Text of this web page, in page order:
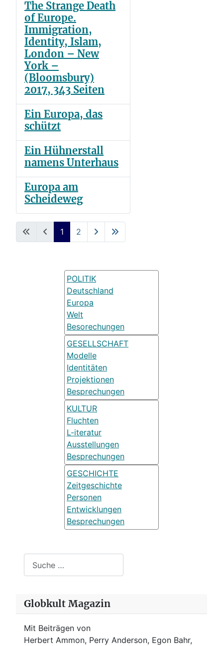
The Strange Death
of Europe.
Immigration,
Identity, Islam,
London – New
York –
(Bloomsbury)
2017, 343 Seiten
Ein Europa, das
schützt
Ein Hühnerstall
namens Unterhaus
Europa am
Scheideweg
1 2
POLITIK
Deutschland
Europa
Welt
Besorechungen
GESELLSCHAFT
Modelle
Identitäten
Projektionen
Besprechungen
KULTUR
Fluchten
L-iteratur
Ausstellungen
Besprechungen
GESCHICHTE
Zeitgeschichte
Personen
Entwicklungen
Besprechungen
Globkult Magazin
Mit Beiträgen von
Herbert Ammon, Perry Anderson, Egon Bahr,